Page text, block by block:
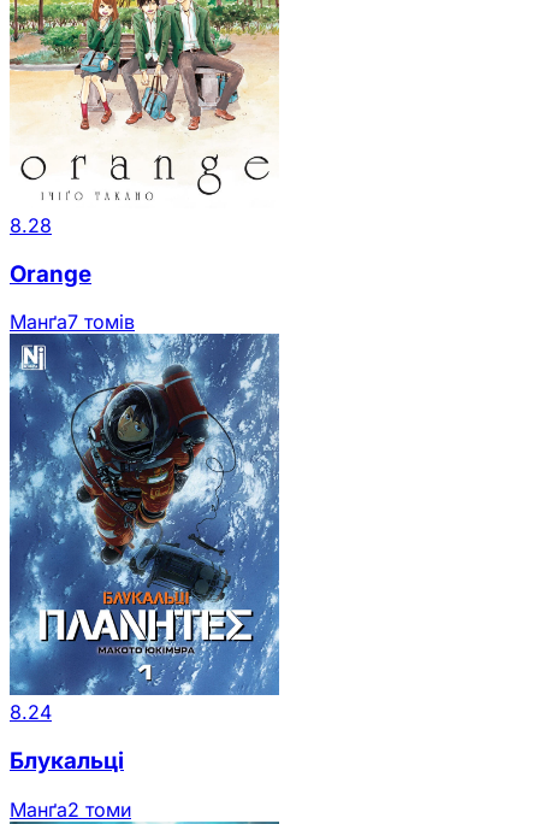
8.28
Orange
Манґа7 томів
8.24
Блукальці
Манґа2 томи